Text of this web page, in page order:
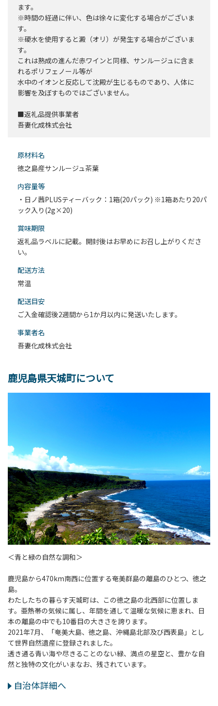
ます。
※時間の経過に伴い、色は徐々に変化する場合がございま
す。
※硬水を使用すると澱（オリ）が発生する場合がございま
す。
これは熟成の進んだ赤ワインと同様、サンルージュに含ま
れるポリフェノール等が
水中のイオンと反応して沈殿が生じるものであり、人体に
影響を及ぼすものではございません。
■返礼品提供事業者
吾妻化成株式会社
原材料名
徳之島産サンルージュ茶葉
内容量等
・日ノ茜PLUSティーバック：1箱(20パック) ※1箱あたり20パ
ック入り(2g×20)
賞味期限
返礼品ラベルに記載。開封後はお早めにお召し上がりくださ
い。
配送⽅法
常温
配送目安
ご入金確認後2週間から1か月以内に発送いたします。
事業者名
吾妻化成株式会社
鹿児島県天城町について
＜青と緑の自然な調和＞
鹿児島から470km南西に位置する奄美群島の離島のひとつ、徳之
島。
わたしたちの暮らす天城町は、この徳之島の北西部に位置しま
す。亜熱帯の気候に属し、年間を通して温暖な気候に恵まれ、日
本の離島の中でも10番目の大きさを誇ります。
2021年7月、「奄美大島、徳之島、沖縄島北部及び西表島」とし
て世界自然遺産に登録されました。
透き通る青い海や尽きることのない緑、満点の星空と、豊かな自
然と独特の文化がいまなお、残されています。
自治体詳細へ